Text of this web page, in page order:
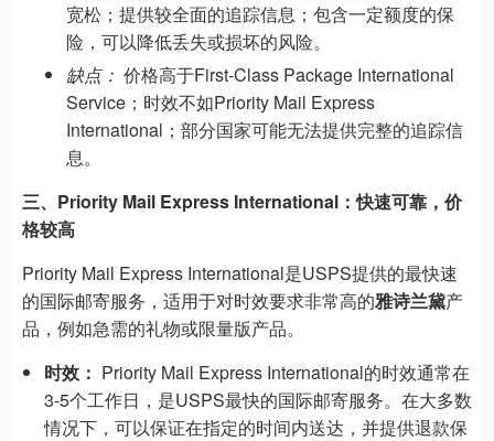
宽松；提供较全面的追踪信息；包含一定额度的保
险，可以降低丢失或损坏的风险。
缺点： 价格高于First-Class Package International
Service；时效不如Priority Mail Express
International；部分国家可能无法提供完整的追踪信
息。
三、Priority Mail Express International：快速可靠，价
格较高
Priority Mail Express International是USPS提供的最快速
的国际邮寄服务，适用于对时效要求非常高的雅诗兰黛产
品，例如急需的礼物或限量版产品。
时效： Priority Mail Express International的时效通常在
3-5个工作日，是USPS最快的国际邮寄服务。在大多数
情况下，可以保证在指定的时间内送达，并提供退款保